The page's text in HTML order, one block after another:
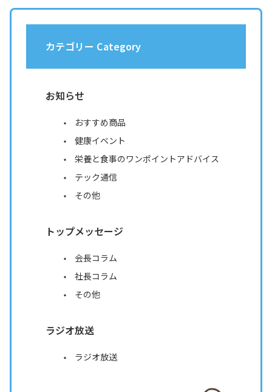
カテゴリー Category
お知らせ
おすすめ商品
健康イベント
栄養と食事のワンポイントアドバイス
テック通信
その他
トップメッセージ
会長コラム
社長コラム
その他
ラジオ放送
ラジオ放送